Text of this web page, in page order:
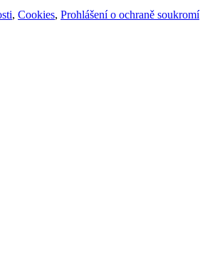
, Cookies, Prohlášení o ochraně soukromí